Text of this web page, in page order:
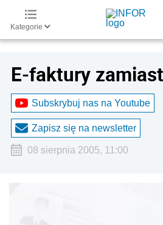
Kategorie
E-faktury
Subskrybuj nas na Youtube
Zapisz się na newsletter
08 sierpnia 2005, 11:00